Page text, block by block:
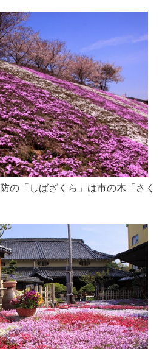
の「しばざくら」は市の木「さく